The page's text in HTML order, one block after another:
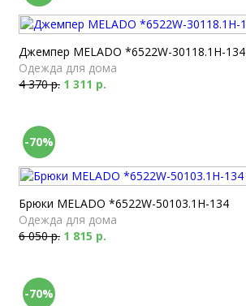
Джемпер MELADO *6522W-30118.1H-134
Одежда для дома
4 370 р. 1 311 р.
-70%
Брюки MELADO *6522W-50103.1H-134
Одежда для дома
6 050 р. 1 815 р.
-70%